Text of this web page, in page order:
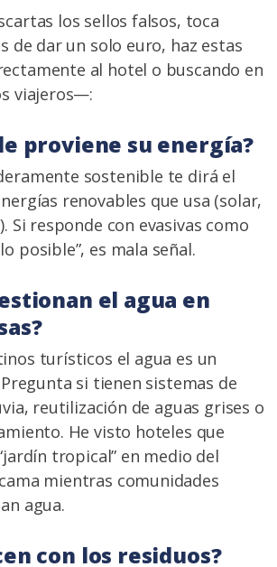
los sellos falsos, toca
de dar un solo euro, haz estas
al hotel o buscando en
viajeros—:
proviene su energía?
sostenible te dirá el
renovables que usa (solar,
Si responde con evasivas como
posible”, es mala señal.
el agua en
turísticos el agua es un
si tienen sistemas de
reutilización de aguas grises o
He visto hoteles que
tropical” en medio del
mientras comunidades
agua.
con los residuos?